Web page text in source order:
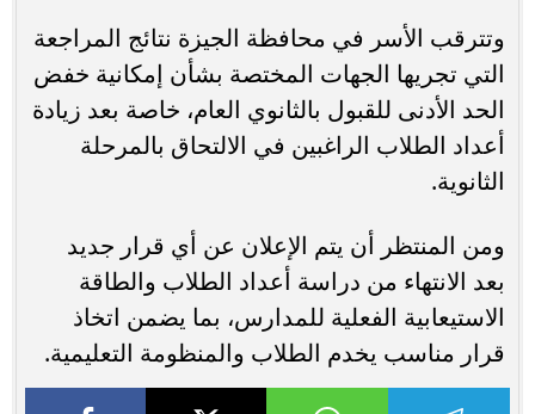
وتترقب الأسر في محافظة الجيزة نتائج المراجعة
التي تجريها الجهات المختصة بشأن إمكانية خفض
الحد الأدنى للقبول بالثانوي العام، خاصة بعد زيادة
أعداد الطلاب الراغبين في الالتحاق بالمرحلة
الثانوية.
ومن المنتظر أن يتم الإعلان عن أي قرار جديد
بعد الانتهاء من دراسة أعداد الطلاب والطاقة
الاستيعابية الفعلية للمدارس، بما يضمن اتخاذ
قرار مناسب يخدم الطلاب والمنظومة التعليمية.